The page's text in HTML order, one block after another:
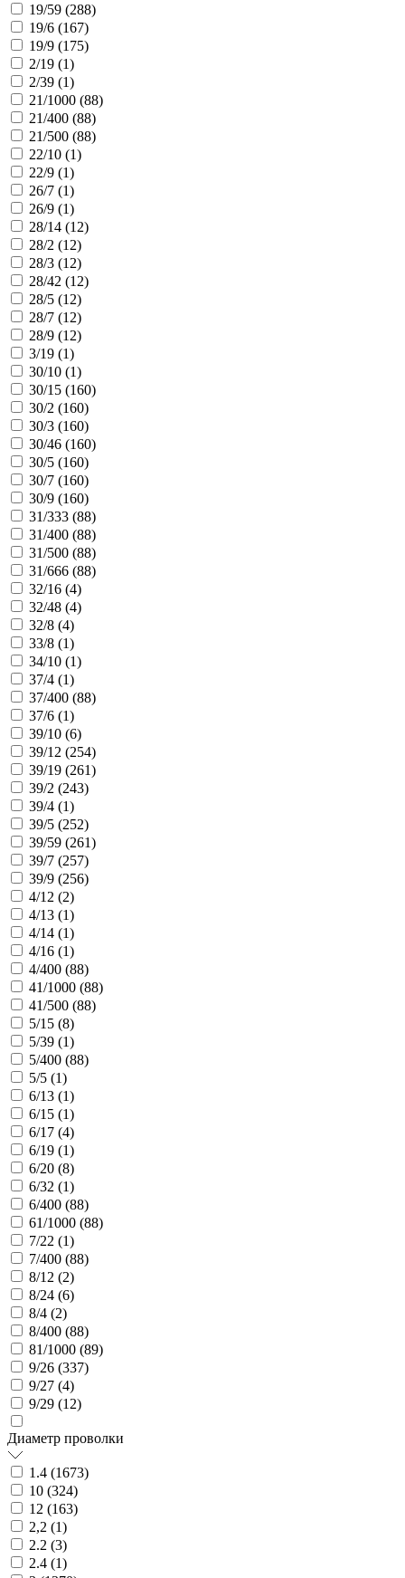
19/59 (288)
19/6 (167)
19/9 (175)
2/19 (1)
2/39 (1)
21/1000 (88)
21/400 (88)
21/500 (88)
22/10 (1)
22/9 (1)
26/7 (1)
26/9 (1)
28/14 (12)
28/2 (12)
28/3 (12)
28/42 (12)
28/5 (12)
28/7 (12)
28/9 (12)
3/19 (1)
30/10 (1)
30/15 (160)
30/2 (160)
30/3 (160)
30/46 (160)
30/5 (160)
30/7 (160)
30/9 (160)
31/333 (88)
31/400 (88)
31/500 (88)
31/666 (88)
32/16 (4)
32/48 (4)
32/8 (4)
33/8 (1)
34/10 (1)
37/4 (1)
37/400 (88)
37/6 (1)
39/10 (6)
39/12 (254)
39/19 (261)
39/2 (243)
39/4 (1)
39/5 (252)
39/59 (261)
39/7 (257)
39/9 (256)
4/12 (2)
4/13 (1)
4/14 (1)
4/16 (1)
4/400 (88)
41/1000 (88)
41/500 (88)
5/15 (8)
5/39 (1)
5/400 (88)
5/5 (1)
6/13 (1)
6/15 (1)
6/17 (4)
6/19 (1)
6/20 (8)
6/32 (1)
6/400 (88)
61/1000 (88)
7/22 (1)
7/400 (88)
8/12 (2)
8/24 (6)
8/4 (2)
8/400 (88)
81/1000 (89)
9/26 (337)
9/27 (4)
9/29 (12)
Диаметр проволки
1.4 (1673)
10 (324)
12 (163)
2,2 (1)
2.2 (3)
2.4 (1)